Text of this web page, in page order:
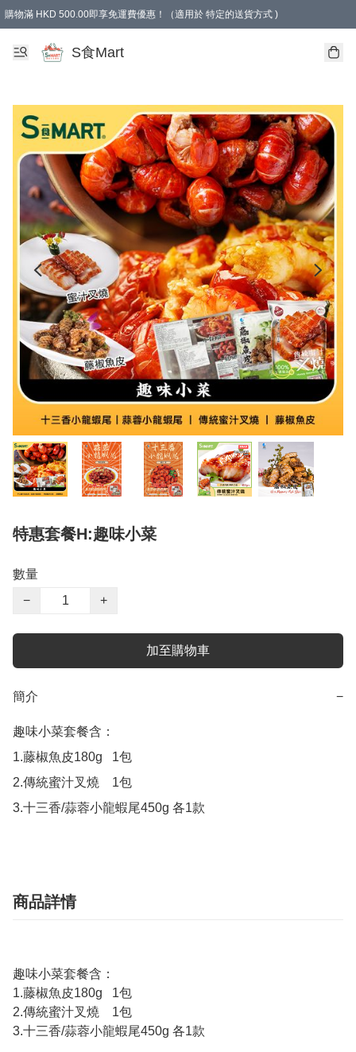
購物滿 HKD 500.00即享免運費優惠！（適用於 特定的送貨方式 )
S食Mart
特惠套餐H:趣味小菜
數量
−
+
加至購物車
簡介 −
趣味小菜套餐含：
1.藤椒魚皮180g   1包
2.傳統蜜汁叉燒    1包
3.十三香/蒜蓉小龍蝦尾450g 各1款
商品詳情
趣味小菜套餐含：
1.藤椒魚皮180g 1包
2.傳統蜜汁叉燒 1包
3.十三香/蒜蓉小龍蝦尾450g 各1款